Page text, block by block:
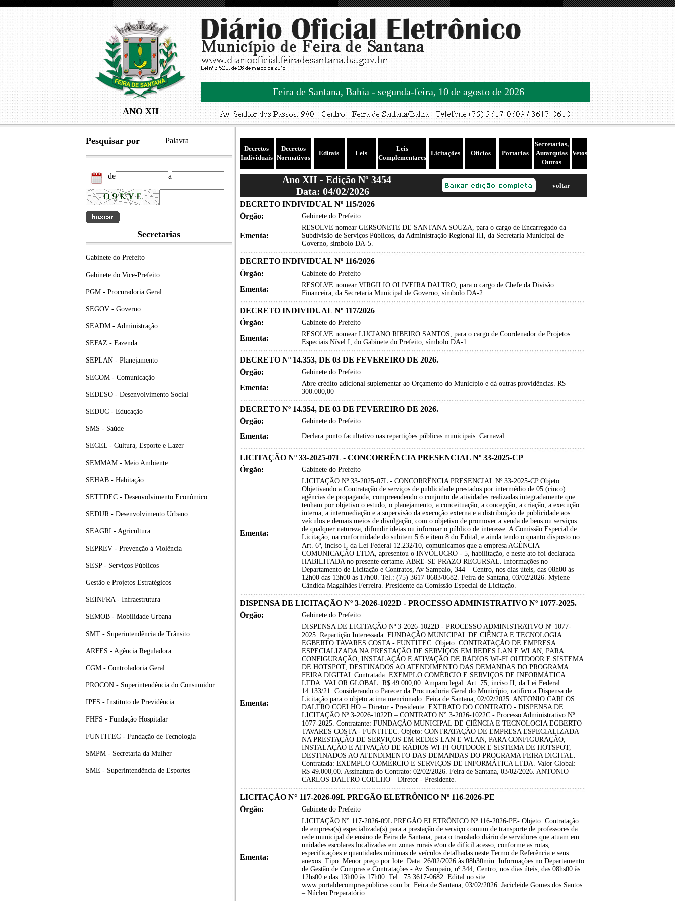
ANO XII
Feira de Santana, Bahia - segunda-feira, 10 de agosto de 2026
Pesquisar por Palavra
de a
Secretarias
Gabinete do Prefeito
Gabinete do Vice-Prefeito
PGM - Procuradoria Geral
SEGOV - Governo
SEADM - Administração
SEFAZ - Fazenda
SEPLAN - Planejamento
SECOM - Comunicação
SEDESO - Desenvolvimento Social
SEDUC - Educação
SMS - Saúde
SECEL - Cultura, Esporte e Lazer
SEMMAM - Meio Ambiente
SEHAB - Habitação
SETTDEC - Desenvolvimento Econômico
SEDUR - Desenvolvimento Urbano
SEAGRI - Agricultura
SEPREV - Prevenção à Violência
SESP - Serviços Públicos
Gestão e Projetos Estratégicos
SEINFRA - Infraestrutura
SEMOB - Mobilidade Urbana
SMT - Superintendência de Trânsito
ARFES - Agência Reguladora
CGM - Controladoria Geral
PROCON - Superintendência do Consumidor
IPFS - Instituto de Previdência
FHFS - Fundação Hospitalar
FUNTITEC - Fundação de Tecnologia
SMPM - Secretaria da Mulher
SME - Superintendência de Esportes
Decretos
Individuais
Decretos
Normativos
Editais Leis
Leis
Complementares
Licitações Ofícios Portarias
Secretarias,
Autarquias
Outros
Vetos
Ano XII - Edição Nº 3454
Data: 04/02/2026
voltar
DECRETO INDIVIDUAL Nº 115/2026
Órgão:
Gabinete do Prefeito
Ementa:
RESOLVE nomear GERSONETE DE SANTANA SOUZA, para o cargo de Encarregado da
Subdivisão de Serviços Públicos, da Administração Regional III, da Secretaria Municipal de
Governo, símbolo DA-5.
DECRETO INDIVIDUAL Nº 116/2026
Órgão:
Gabinete do Prefeito
Ementa:
RESOLVE nomear VIRGILIO OLIVEIRA DALTRO, para o cargo de Chefe da Divisão
Financeira, da Secretaria Municipal de Governo, símbolo DA-2.
DECRETO INDIVIDUAL Nº 117/2026
Órgão:
Gabinete do Prefeito
Ementa:
RESOLVE nomear LUCIANO RIBEIRO SANTOS, para o cargo de Coordenador de Projetos
Especiais Nível I, do Gabinete do Prefeito, símbolo DA-1.
DECRETO Nº 14.353, DE 03 DE FEVEREIRO DE 2026.
Órgão:
Gabinete do Prefeito
Ementa:
Abre crédito adicional suplementar ao Orçamento do Município e dá outras providências. R$
300.000,00
DECRETO Nº 14.354, DE 03 DE FEVEREIRO DE 2026.
Órgão:
Gabinete do Prefeito
Ementa: Declara ponto facultativo nas repartições públicas municipais. Carnaval
LICITAÇÃO Nº 33-2025-07L - CONCORRÊNCIA PRESENCIAL Nº 33-2025-CP
Órgão:
Gabinete do Prefeito
Ementa:
LICITAÇÃO Nº 33-2025-07L - CONCORRÊNCIA PRESENCIAL Nº 33-2025-CP Objeto:
Objetivando a Contratação de serviços de publicidade prestados por intermédio de 05 (cinco)
agências de propaganda, compreendendo o conjunto de atividades realizadas integradamente que
tenham por objetivo o estudo, o planejamento, a conceituação, a concepção, a criação, a execução
interna, a intermediação e a supervisão da execução externa e a distribuição de publicidade aos
veículos e demais meios de divulgação, com o objetivo de promover a venda de bens ou serviços
de qualquer natureza, difundir ideias ou informar o público de interesse. A Comissão Especial de
Licitação, na conformidade do subitem 5.6 e item 8 do Edital, e ainda tendo o quanto disposto no
Art. 6º, inciso I, da Lei Federal 12.232/10, comunicamos que a empresa AGÊNCIA
COMUNICAÇÃO LTDA, apresentou o INVÓLUCRO - 5, habilitação, e neste ato foi declarada
HABILITADA no presente certame. ABRE-SE PRAZO RECURSAL. Informações no
Departamento de Licitação e Contratos, Av Sampaio, 344 – Centro, nos dias úteis, das 08h00 às
12h00 das 13h00 às 17h00. Tel.: (75) 3617-0683/0682. Feira de Santana, 03/02/2026. Mylene
Cândida Magalhães Ferreira. Presidente da Comissão Especial de Licitação.
DISPENSA DE LICITAÇÃO Nº 3-2026-1022D - PROCESSO ADMINISTRATIVO Nº 1077-2025.
Órgão:
Gabinete do Prefeito
Ementa:
DISPENSA DE LICITAÇÃO Nº 3-2026-1022D - PROCESSO ADMINISTRATIVO Nº 1077-
2025. Repartição Interessada: FUNDAÇÃO MUNICIPAL DE CIÊNCIA E TECNOLOGIA
EGBERTO TAVARES COSTA - FUNTITEC. Objeto: CONTRATAÇÃO DE EMPRESA
ESPECIALIZADA NA PRESTAÇÃO DE SERVIÇOS EM REDES LAN E WLAN, PARA
CONFIGURAÇÃO, INSTALAÇÃO E ATIVAÇÃO DE RÁDIOS WI-FI OUTDOOR E SISTEMA
DE HOTSPOT, DESTINADOS AO ATENDIMENTO DAS DEMANDAS DO PROGRAMA
FEIRA DIGITAL Contratada: EXEMPLO COMÉRCIO E SERVIÇOS DE INFORMÁTICA
LTDA. VALOR GLOBAL: R$ 49.000,00. Amparo legal: Art. 75, inciso II, da Lei Federal
14.133/21. Considerando o Parecer da Procuradoria Geral do Município, ratifico a Dispensa de
Licitação para o objeto acima mencionado. Feira de Santana, 02/02/2025. ANTONIO CARLOS
DALTRO COELHO – Diretor - Presidente. EXTRATO DO CONTRATO - DISPENSA DE
LICITAÇÃO Nº 3-2026-1022D – CONTRATO N° 3-2026-1022C - Processo Administrativo Nº
1077-2025. Contratante: FUNDAÇÃO MUNICIPAL DE CIÊNCIA E TECNOLOGIA EGBERTO
TAVARES COSTA - FUNTITEC. Objeto: CONTRATAÇÃO DE EMPRESA ESPECIALIZADA
NA PRESTAÇÃO DE SERVIÇOS EM REDES LAN E WLAN, PARA CONFIGURAÇÃO,
INSTALAÇÃO E ATIVAÇÃO DE RÁDIOS WI-FI OUTDOOR E SISTEMA DE HOTSPOT,
DESTINADOS AO ATENDIMENTO DAS DEMANDAS DO PROGRAMA FEIRA DIGITAL.
Contratada: EXEMPLO COMÉRCIO E SERVIÇOS DE INFORMÁTICA LTDA. Valor Global:
R$ 49.000,00. Assinatura do Contrato: 02/02/2026. Feira de Santana, 03/02/2026. ANTONIO
CARLOS DALTRO COELHO – Diretor - Presidente.
LICITAÇÃO N° 117-2026-09L PREGÃO ELETRÔNICO Nº 116-2026-PE
Órgão:
Gabinete do Prefeito
Ementa:
LICITAÇÃO N° 117-2026-09L PREGÃO ELETRÔNICO Nº 116-2026-PE- Objeto: Contratação
de empresa(s) especializada(s) para a prestação de serviço comum de transporte de professores da
rede municipal de ensino de Feira de Santana, para o translado diário de servidores que atuam em
unidades escolares localizadas em zonas rurais e/ou de difícil acesso, conforme as rotas,
especificações e quantidades mínimas de veículos detalhadas neste Termo de Referência e seus
anexos. Tipo: Menor preço por lote. Data: 26/02/2026 às 08h30min. Informações no Departamento
de Gestão de Compras e Contratações - Av. Sampaio, nº 344, Centro, nos dias úteis, das 08hs00 às
12hs00 e das 13h00 às 17h00. Tel.: 75 3617-0682. Edital no site:
www.portaldecompraspublicas.com.br. Feira de Santana, 03/02/2026. Jacicleide Gomes dos Santos
– Núcleo Preparatório.